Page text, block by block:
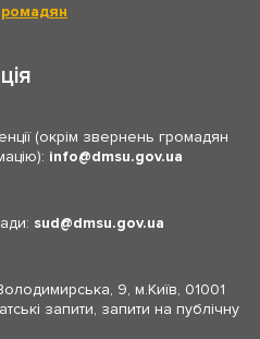
(окрім звернень громадян
info dmsu.gov.ua
sud dmsu.gov.ua
9, м.Київ, 01001
запити, запити на публічну